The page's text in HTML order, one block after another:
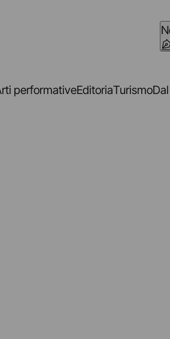
performativeEditoriaTurismo